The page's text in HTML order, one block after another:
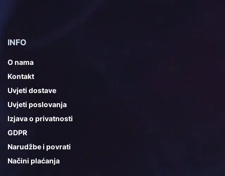
INFO
O nama
Kontakt
Uvjeti dostave
Uvjeti poslovanja
Izjava o privatnosti
GDPR
Narudžbe i povrati
Načini plaćanja